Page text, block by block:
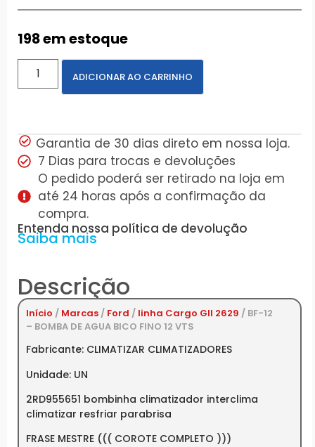
198 em estoque
ADICIONAR AO CARRINHO
Garantia de 30 dias direto em nossa loja.
7 Dias para trocas e devoluções
O pedido poderá ser retirado na loja em
até 24 horas após a confirmação da
compra.
Entenda nossa política de devolução
Saiba mais
Descrição
Início / Marcas / Ford / linha Cargo GII 2629 / BF-12
– BOMBA DE AGUA BICO FINO 12 VTS
Fabricante: CLIMATIZAR CLIMATIZADORES
Unidade: UN
2RD955651 bombinha climatizador interclima
climatizar resfriar parabrisa
FRASE MESTRE ((( COROTE COMPLETO )))